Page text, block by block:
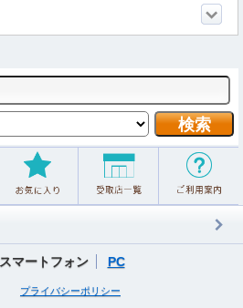
スマートフォン PC
プライバシーポリシー